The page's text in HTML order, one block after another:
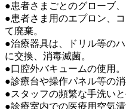
●患者さまごとのグローブ、
●患者さま用のエプロン、
て廃棄。
●治療器具は、ドリル等の
に交換、消毒滅菌。
●口腔外バキュームの使用。
●診療台や操作パネル等の消
●スタッフの頻繁な手洗いと
●診療室内での医療用空気清